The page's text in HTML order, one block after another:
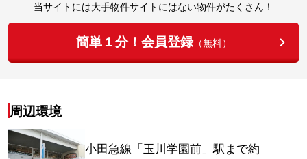
当サイトには大手物件サイトにはない物件がたくさん！
簡単１分！会員登録（無料）
周辺環境
小田急線「玉川学園前」駅まで約